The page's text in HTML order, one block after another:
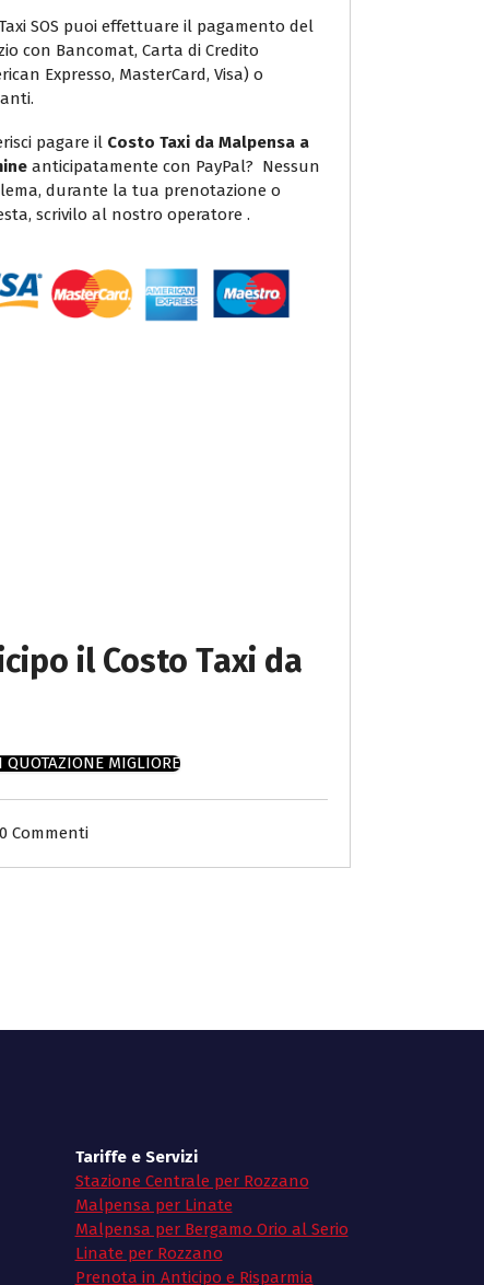
SOS puoi effettuare il pagamento del
con Bancomat, Carta di Credito
Expresso, MasterCard, Visa) o
pagare il Costo Taxi da Malpensa a
anticipatamente con PayPal? Nessun
durante la tua prenotazione o
scrivilo al nostro operatore .
il Costo Taxi da
QUOTAZIONE MIGLIORE
0 Commenti
Tariffe e Servizi
Stazione Centrale per Rozzano
Malpensa per Linate
Malpensa per Bergamo Orio al Serio
Linate per Rozzano
Prenota in Anticipo e Risparmia